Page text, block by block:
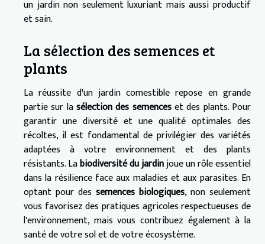
un jardin non seulement luxuriant mais aussi productif
et sain.
La sélection des semences et
plants
La réussite d'un jardin comestible repose en grande
partie sur lasélection des semenceset des plants. Pour
garantir une diversité et une qualité optimales des
récoltes, il est fondamental de privilégier des variétés
adaptées à votre environnement et des plants
résistants. Labiodiversité du jardinjoue un rôle essentiel
dans la résilience face aux maladies et aux parasites. En
optant pour des semences biologiques, non seulement
vous favorisez des pratiques agricoles respectueuses de
l'environnement, mais vous contribuez également à la
santé de votre sol et de votre écosystème.